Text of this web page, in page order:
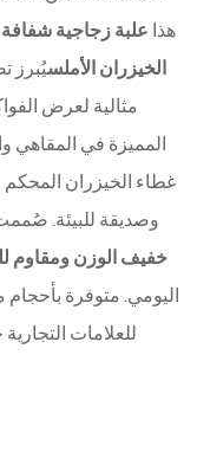
هذا علبة زجاجية
الخيزران الأملسيُبرز
مثالية لعرض
المميزة في المقاهي
غطاء الخيزران
وصديقة للبيئة. صُممت
خفيف الوزن ومقاوم
اليومي. متوفرة بأحجام
للعلامات